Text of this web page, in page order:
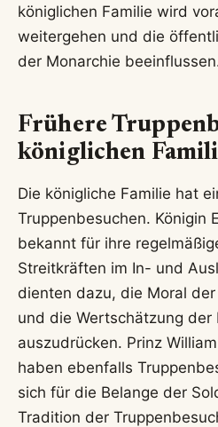
königlichen Familie wird
weitergehen und die
der Monarchie
Frühere
königlichen
Die königliche Familie hat
Truppenbesuchen. Königin
bekannt für ihre
Streitkräften im In- und
dienten dazu, die Moral
und die Wertschätzung
auszudrücken. Prinz
haben ebenfalls
sich für die Belange der
Tradition der